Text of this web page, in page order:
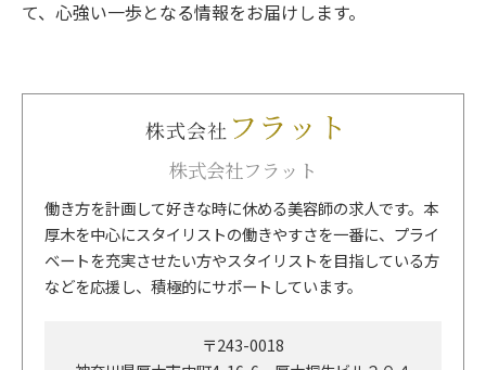
て、心強い一歩となる情報をお届けします。
株式会社フラット
働き方を計画して好きな時に休める美容師の求人です。本
厚木を中心にスタイリストの働きやすさを一番に、プライ
ベートを充実させたい方やスタイリストを目指している方
などを応援し、積極的にサポートしています。
〒243-0018